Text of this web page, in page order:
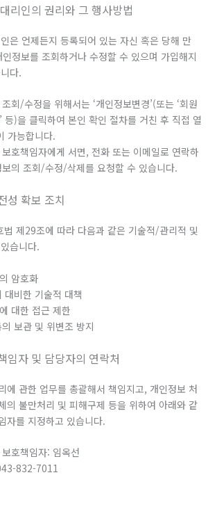
리인의 권리와 그 행사방법
은 언제든지 등록되어 있는 자신 혹은 당해 만
정보를 조회하거나 수정할 수 있으며 가입해지
다.
회/수정을 위해서는 ‘개인정보변경’(또는 ‘회원
등)을 클릭하여 본인 확인 절차를 거친 후 직접 열
가능합니다.
호책임자에게 서면, 전화 또는 이메일로 연락하
보의 조회/수정/삭제를 요청할 수 있습니다.
성 확보 조치
법 제29조에 따라 다음과 같은 기술적/관리적 및
습니다.
암호화
대비한 기술적 대책
대한 접근 제한
보관 및 위변조 방지
임자 및 담당자의 연락처
에 관한 업무를 총괄해서 책임지고, 개인정보 처
의 불만처리 및 피해구제 등을 위하여 아래와 같
자를 지정하고 있습니다.
호책임자: 임옥선
832-7011